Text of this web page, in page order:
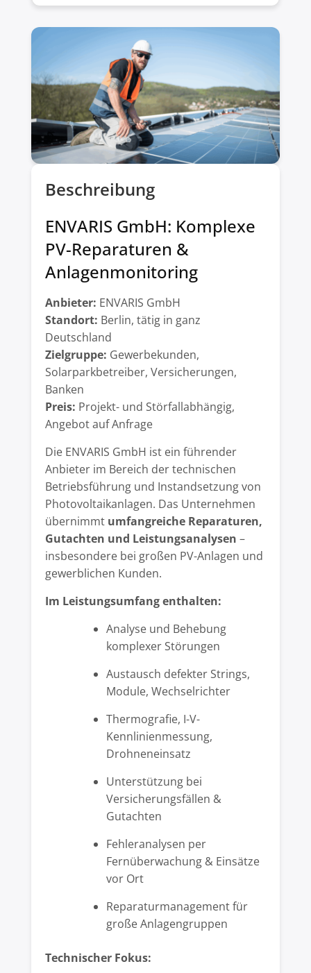
Beschreibung
ENVARIS GmbH: Komplexe
PV-Reparaturen &
Anlagenmonitoring
Anbieter: ENVARIS GmbH
Standort: Berlin, tätig in ganz
Deutschland
Zielgruppe: Gewerbekunden,
Solarparkbetreiber, Versicherungen,
Banken
Preis: Projekt- und Störfallabhängig,
Angebot auf Anfrage
Die ENVARIS GmbH ist ein führender
Anbieter im Bereich der technischen
Betriebsführung und Instandsetzung von
Photovoltaikanlagen. Das Unternehmen
übernimmt umfangreiche Reparaturen,
Gutachten und Leistungsanalysen –
insbesondere bei großen PV-Anlagen und
gewerblichen Kunden.
Im Leistungsumfang enthalten:
Analyse und Behebung
komplexer Störungen
Austausch defekter Strings,
Module, Wechselrichter
Thermografie, I-V-
Kennlinienmessung,
Drohneneinsatz
Unterstützung bei
Versicherungsfällen &
Gutachten
Fehleranalysen per
Fernüberwachung & Einsätze
vor Ort
Reparaturmanagement für
große Anlagengruppen
Technischer Fokus: